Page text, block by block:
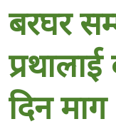
बरघर
दिन माग